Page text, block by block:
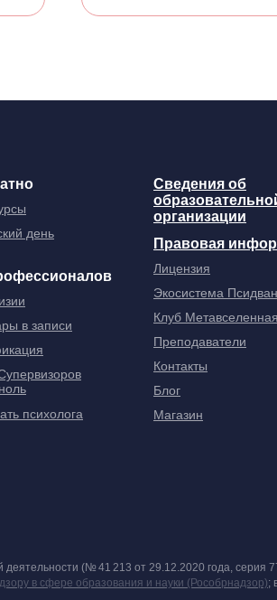
(№ 41 213 от 29.12.2020 года, серия
в сфере образования и науки (Рособрнадзор);
Сведения об
организации
Правовая
день
в записи
психолога
Лицензия
Экосистема
Клуб
Преподаватели
Контакты
Блог
Магазин